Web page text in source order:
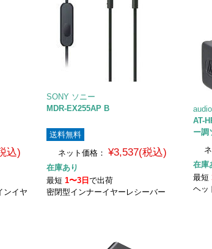
込)
ンイヤ
SONY ソニー
MDR-EX255AP B
送料無料
ネット価格：
¥3,537(税込)
在庫あり
最短1〜3日で出荷
密閉型インナーイヤーレシーバー
AT-
ー調
在庫
最短
ヘッ